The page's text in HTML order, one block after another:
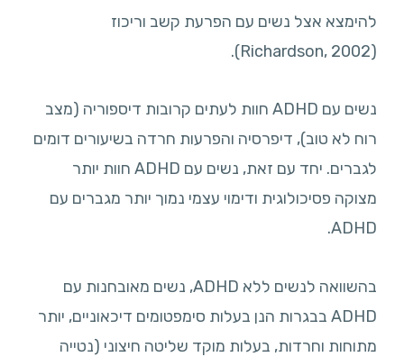
להימצא אצל נשים עם הפרעת קשב וריכוז
(Richardson, 2002).
נשים עם ADHD חוות לעתים קרובות דיספוריה (מצב
רוח לא טוב), דיפרסיה והפרעות חרדה בשיעורים דומים
לגברים. יחד עם זאת, נשים עם ADHD חוות יותר
מצוקה פסיכולוגית ודימוי עצמי נמוך יותר מגברים עם
ADHD.
בהשוואה לנשים ללא ADHD, נשים מאובחנות עם
ADHD בבגרות הנן בעלות סימפטומים דיכאוניים, יותר
מתוחות וחרדות, בעלות מוקד שליטה חיצוני (נטייה